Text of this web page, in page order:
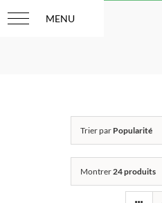
au
Trier par Popularité
Montrer 24 produits